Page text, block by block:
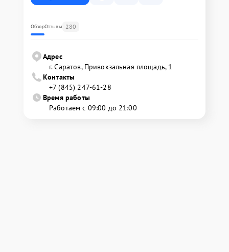
ОбзорОтзывы 280
Адрес
г. Саратов, Привокзальная площадь, 1
Контакты
+7 (845) 247-61-28
Время работы
Работаем с 09:00 до 21:00